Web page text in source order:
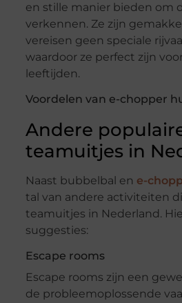
en stille manier bieden om
verkennen. Ze zijn
vereisen geen speciale
waardoor ze perfect zijn
leeftijden.
Voordelen van e-chopper
Andere
teamuitjes in
Naast bubbelbal en e-
tal van andere activiteiten
teamuitjes in Nederland.
suggesties:
Escape rooms
Escape rooms zijn een
de probleemoplossende